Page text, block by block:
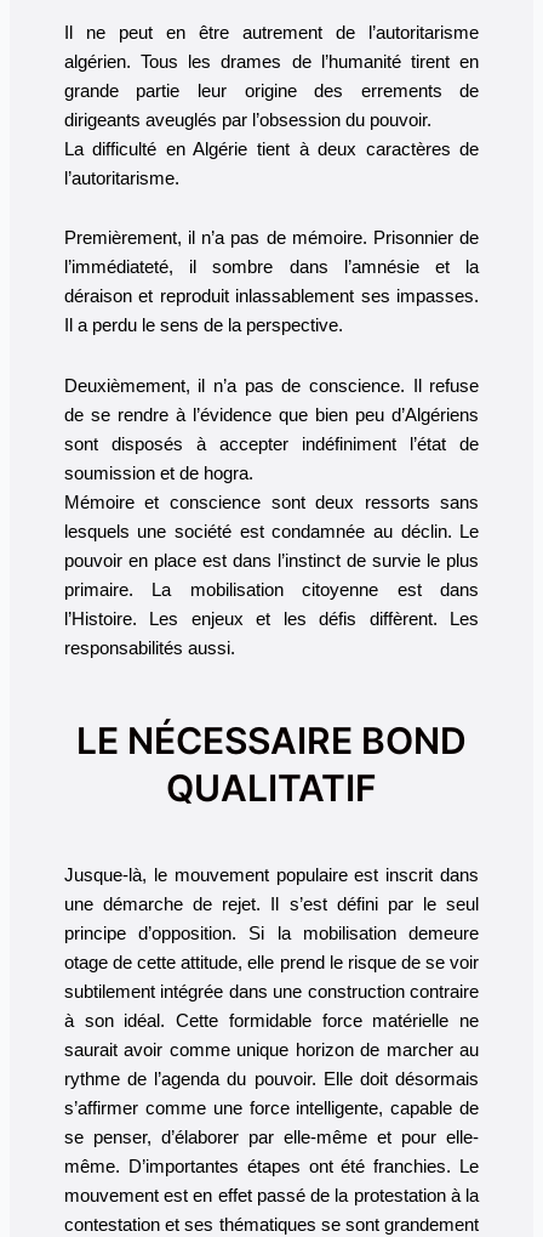
Il ne peut en être autrement de l’autoritarisme
algérien. Tous les drames de l’humanité tirent en
grande partie leur origine des errements de
dirigeants aveuglés par l’obsession du pouvoir.
La difficulté en Algérie tient à deux caractères de
l’autoritarisme.
Premièrement, il n’a pas de mémoire. Prisonnier de
l’immédiateté, il sombre dans l’amnésie et la
déraison et reproduit inlassablement ses impasses.
Il a perdu le sens de la perspective.
Deuxièmement, il n’a pas de conscience. Il refuse
de se rendre à l’évidence que bien peu d’Algériens
sont disposés à accepter indéfiniment l’état de
soumission et de hogra.
Mémoire et conscience sont deux ressorts sans
lesquels une société est condamnée au déclin. Le
pouvoir en place est dans l’instinct de survie le plus
primaire. La mobilisation citoyenne est dans
l’Histoire. Les enjeux et les défis diffèrent. Les
responsabilités aussi.
LE NÉCESSAIRE BOND
QUALITATIF
Jusque-là, le mouvement populaire est inscrit dans
une démarche de rejet. Il s’est défini par le seul
principe d’opposition. Si la mobilisation demeure
otage de cette attitude, elle prend le risque de se voir
subtilement intégrée dans une construction contraire
à son idéal. Cette formidable force matérielle ne
saurait avoir comme unique horizon de marcher au
rythme de l’agenda du pouvoir. Elle doit désormais
s’affirmer comme une force intelligente, capable de
se penser, d’élaborer par elle-même et pour elle-
même. D’importantes étapes ont été franchies. Le
mouvement est en effet passé de la protestation à la
contestation et ses thématiques se sont grandement